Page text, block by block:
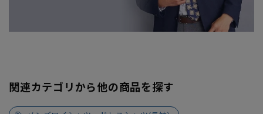
関連カテゴリから他の商品を探す